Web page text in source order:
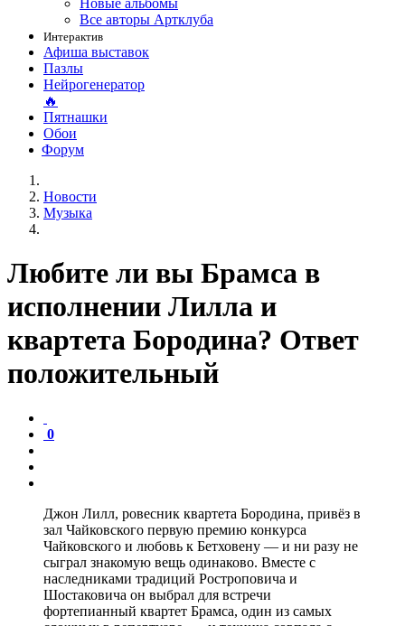
Новые альбомы
Все авторы Артклуба
Интерактив
Афиша выставок
Пазлы
Нейрогенератор
🔥
Пятнашки
Обои
Форум
Новости
Музыка
Любите ли вы Брамса в
исполнении Лилла и
квартета Бородина? Ответ
положительный
0
Джон Лилл, ровесник квартета Бородина, привёз в
зал Чайковского первую премию конкурса
Чайковского и любовь к Бетховену — и ни разу не
сыграл знакомую вещь одинаково. Вместе с
наследниками традиций Ростроповича и
Шостаковича он выбрал для встречи
фортепианный квартет Брамса, один из самых